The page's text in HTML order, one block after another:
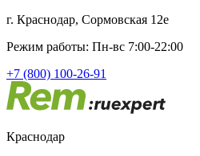
г. Краснодар, Сормовская 12е
Режим работы: Пн-вс 7:00-22:00
+7 (800) 100-26-91
Краснодар